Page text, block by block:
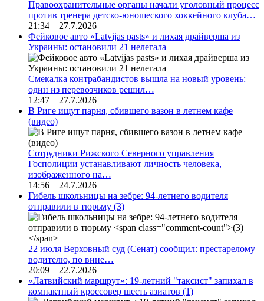
Правоохранительные органы начали уголовный процесс
против тренера детско-юношеского хоккейного клуба…
21:34 27.7.2026
Фейковое авто «Latvijas pasts» и лихая драйверша из
Украины: остановили 21 нелегала
Смекалка контрабандистов вышла на новый уровень:
один из перевозчиков решил…
12:47 27.7.2026
В Риге ищут парня, сбившего вазон в летнем кафе
(видео)
Сотрудники Рижского Северного управления
Госполиции устанавливают личность человека,
изображенного на…
14:56 24.7.2026
Гибель школьницы на зебре: 94-летнего водителя
отправили в тюрьму (3)
22 июля Верховный суд (Сенат) сообщил: престарелому
водителю, по вине…
20:09 22.7.2026
«Латвийский маршрут»: 19-летний "таксист" запихал в
компактный кроссовер шесть азиатов (1)